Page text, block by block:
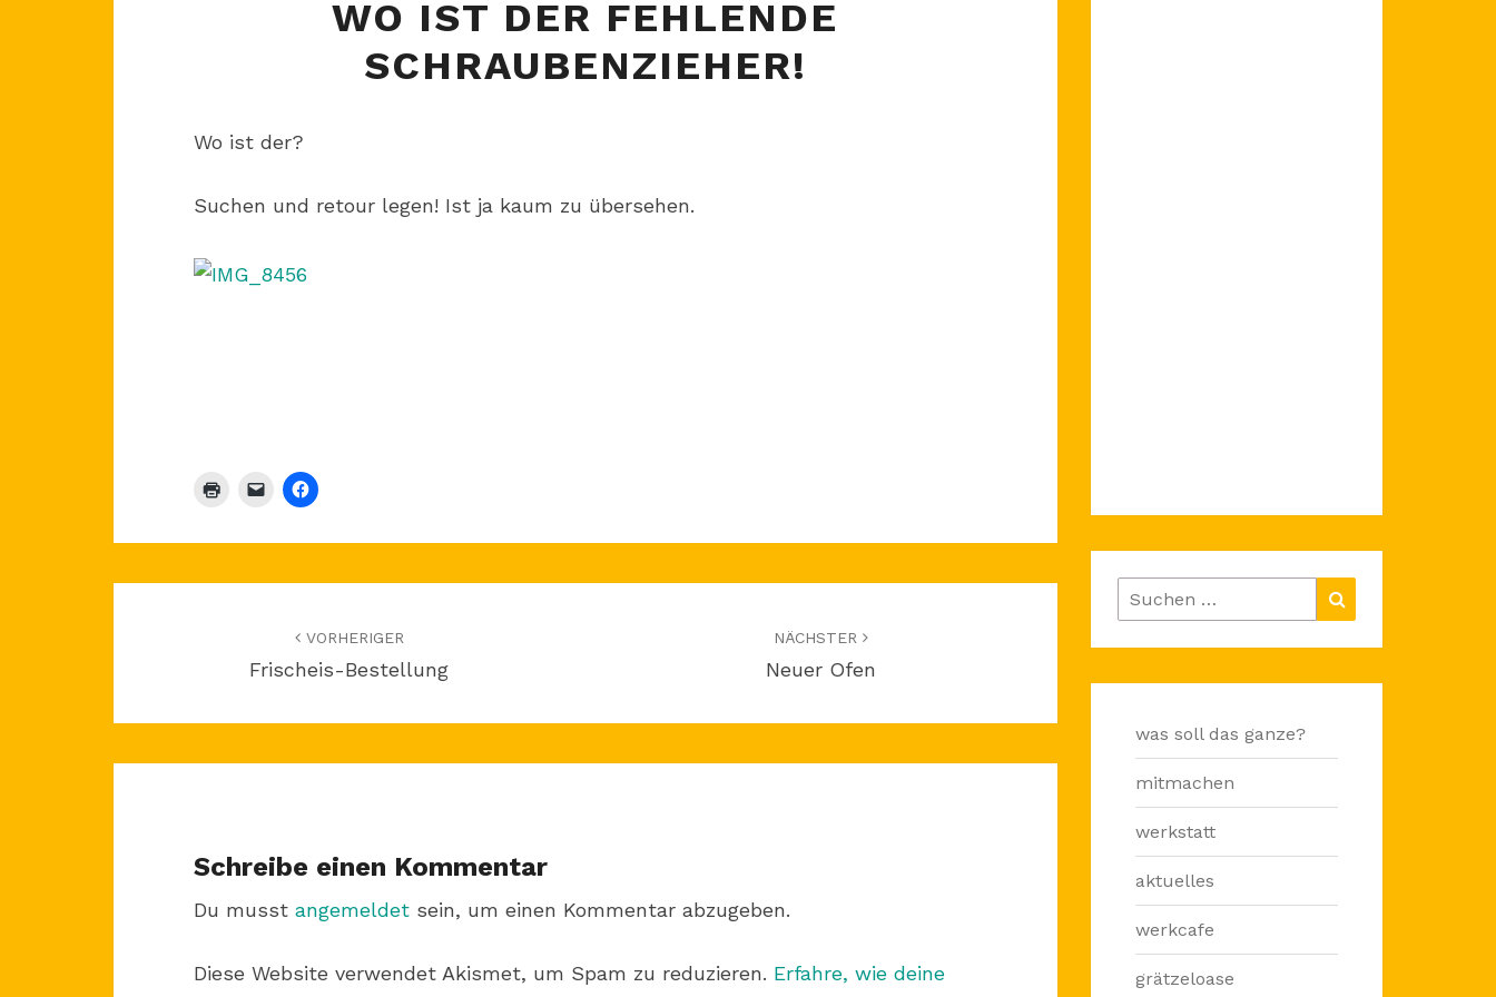
IST
DER
WO IST DER FEHLENDE
SCHRAUBENZIEHER!
Wo ist der?
Suchen und retour legen! Ist ja kaum zu übersehen.
VORHERIGER
Frischeis-Bestellung
NÄCHSTER
Neuer Ofen
Schreibe einen Kommentar
Du musst angemeldet sein, um einen Kommentar abzugeben.
Diese Website verwendet Akismet, um Spam zu reduzieren. Erfahre, wie deine
Suchen
nach:
was soll das ganze?
mitmachen
werkstatt
aktuelles
werkcafe
grätzeloase